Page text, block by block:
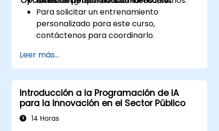
Para solicitar un entrenamiento
personalizado para este curso,
contáctenos para coordinarlo.
Leer más...
Introducción a la Programación de IA
para la Innovación en el Sector Público
14 Horas